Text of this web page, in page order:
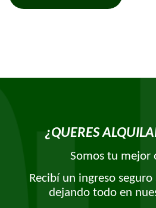
¿QUERES
Somos tu mejor
Recibí un ingreso
dejando todo en